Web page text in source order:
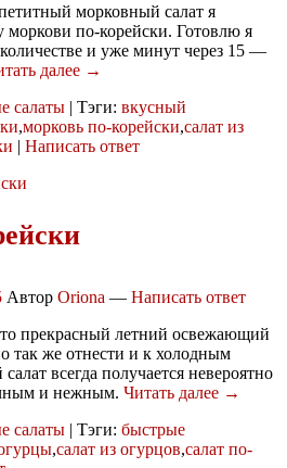
морковный салат я
моркови по-корейски. Готовлю я
и уже минут через 15 —
далее →
салаты | Тэги: вкусный
,морковь по-корейски,салат из
| Написать ответ
Автор Oriona — Написать ответ
прекрасный летний освежающий
так же отнести и к холодным
всегда получается невероятно
и нежным. Читать далее →
салаты | Тэги: быстрые
,салат из огурцов,салат по-